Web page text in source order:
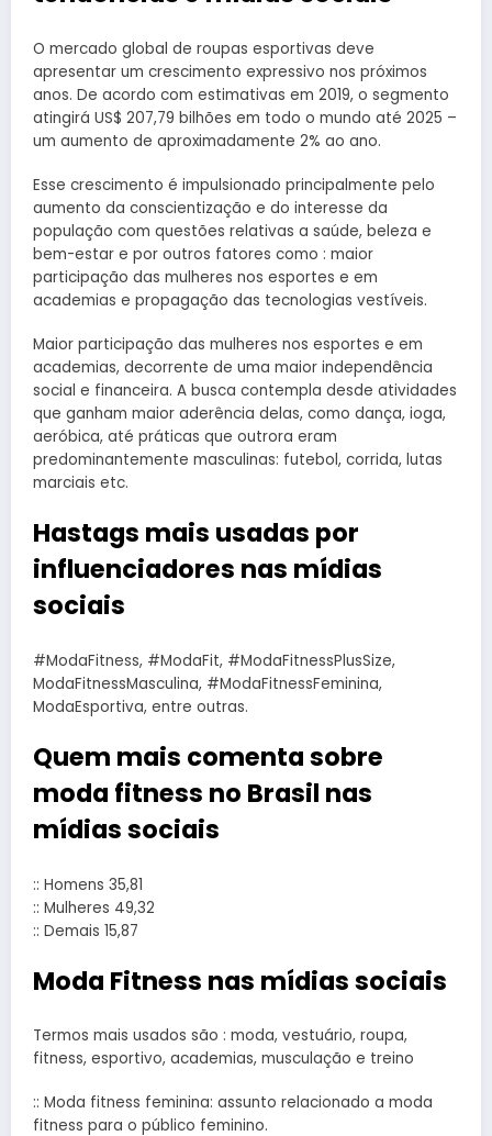
O mercado global de roupas esportivas deve
apresentar um crescimento expressivo nos próximos
anos. De acordo com estimativas em 2019, o segmento
atingirá US$ 207,79 bilhões em todo o mundo até 2025 –
um aumento de aproximadamente 2% ao ano.
Esse crescimento é impulsionado principalmente pelo
aumento da conscientização e do interesse da
população com questões relativas a saúde, beleza e
bem-estar e por outros fatores como : maior
participação das mulheres nos esportes e em
academias e propagação das tecnologias vestíveis.
Maior participação das mulheres nos esportes e em
academias, decorrente de uma maior independência
social e financeira. A busca contempla desde atividades
que ganham maior aderência delas, como dança, ioga,
aeróbica, até práticas que outrora eram
predominantemente masculinas: futebol, corrida, lutas
marciais etc.
Hastags mais usadas por
influenciadores nas mídias
sociais
#ModaFitness, #ModaFit, #ModaFitnessPlusSize,
ModaFitnessMasculina, #ModaFitnessFeminina,
ModaEsportiva, entre outras.
Quem mais comenta sobre
moda fitness no Brasil nas
mídias sociais
:: Homens 35,81
:: Mulheres 49,32
:: Demais 15,87
Moda Fitness nas mídias sociais
Termos mais usados são : moda, vestuário, roupa,
fitness, esportivo, academias, musculação e treino
:: Moda fitness feminina: assunto relacionado a moda
fitness para o público feminino.